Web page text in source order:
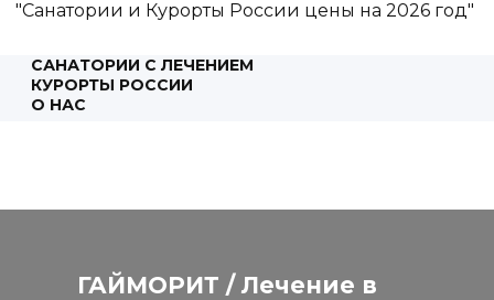
"Санатории и Курорты России цены на 2026 год"
САНАТОРИИ С ЛЕЧЕНИЕМ
КУРОРТЫ РОССИИ
О НАС
ГАЙМОРИТ / Лечение в